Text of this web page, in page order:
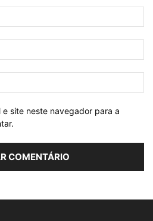
e site neste navegador para a